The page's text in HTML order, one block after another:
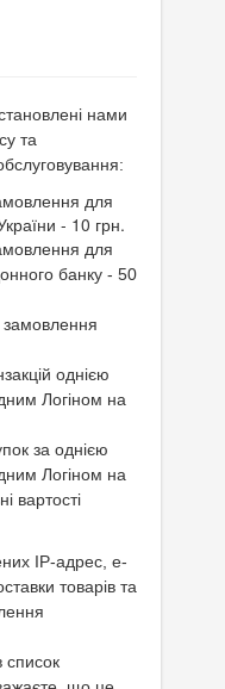
нами
та
для
- 10 грн.
для
банку - 50
замовлення
однією
Логіном на
за однією
Логіном на
вартості
IP-адрес, e-
товарів та
список